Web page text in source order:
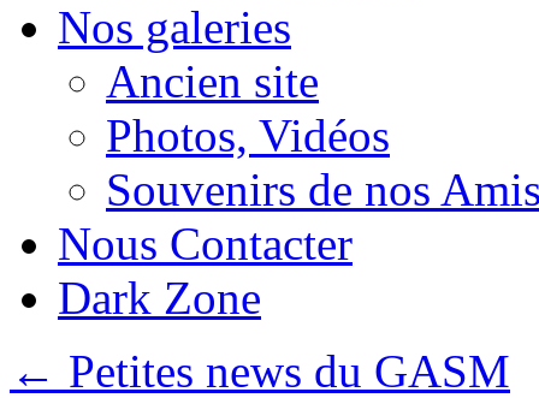
Nos galeries
Ancien site
Photos, Vidéos
Souvenirs de nos
Nous Contacter
Dark Zone
← Petites news du GASM